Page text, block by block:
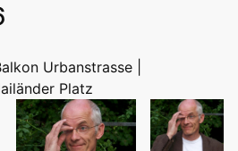
Urbanstrasse |
Platz